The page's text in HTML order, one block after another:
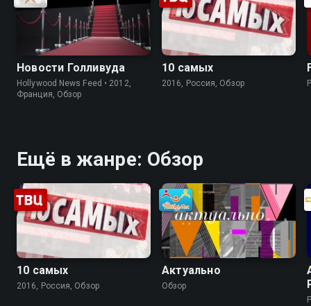
Новости Голливуда
Hollywood News Feed • 2012,
Франция, Обзор
10 самых
2016, Россия, Обзор
Ещё в жанре: Обзор
10 самых
2016, Россия, Обзор
Актуально
Обзор